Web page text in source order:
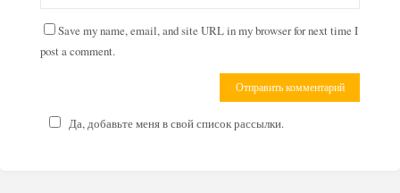
Save my name, email, and site URL in my browser for next time I
post a comment.
Да, добавьте меня в свой список рассылки.